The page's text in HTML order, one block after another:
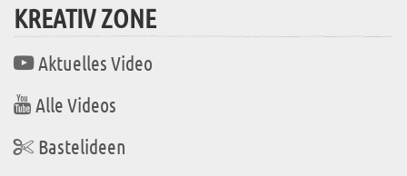
KREATIV ZONE
Aktuelles Video
Alle Videos
Bastelideen